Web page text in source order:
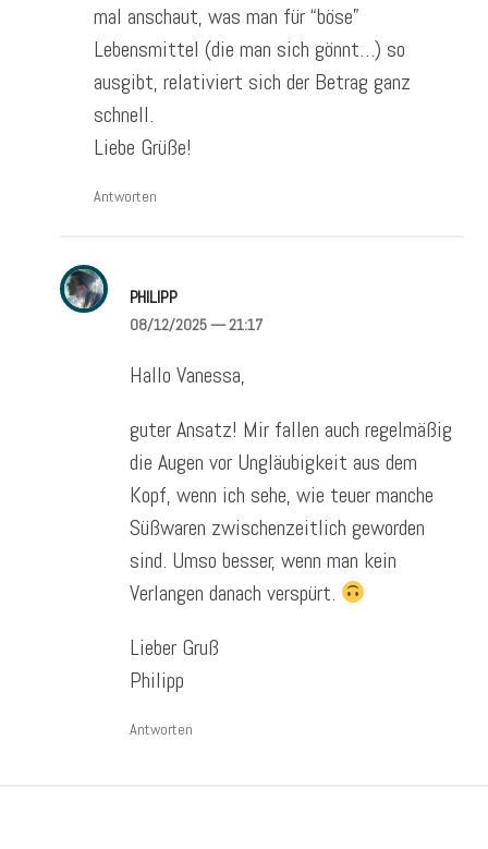
mal anschaut, was man für “böse”
Lebensmittel (die man sich gönnt…) so
ausgibt, relativiert sich der Betrag ganz
schnell.
Liebe Grüße!
Antworten
PHILIPP
08/12/2025— 21:17
Hallo Vanessa,
guter Ansatz! Mir fallen auch regelmäßig
die Augen vor Ungläubigkeit aus dem
Kopf, wenn ich sehe, wie teuer manche
Süßwaren zwischenzeitlich geworden
sind. Umso besser, wenn man kein
Verlangen danach verspürt.
Lieber Gruß
Philipp
Antworten